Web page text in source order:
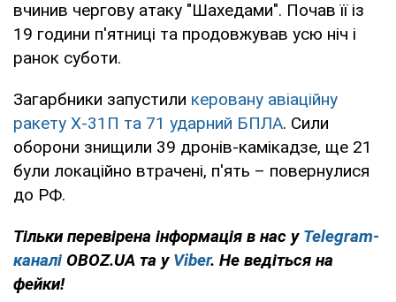
вчинив чергову атаку "Шахедами". Почав її із
19 години п'ятниці та продовжував усю ніч і
ранок суботи.
Загарбники запустили керовану авіаційну
ракету Х-31П та 71 ударний БПЛА. Сили
оборони знищили 39 дронів-камікадзе, ще 21
були локаційно втрачені, п'ять – повернулися
до РФ.
Тільки перевірена інформація в нас у Telegram-
каналі OBOZ.UA та у Viber. Не ведіться на
фейки!